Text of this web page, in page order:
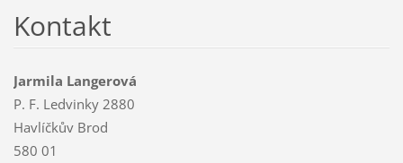
Kontakt
Jarmila Langerová
P. F. Ledvinky 2880
Havlíčkův Brod
580 01